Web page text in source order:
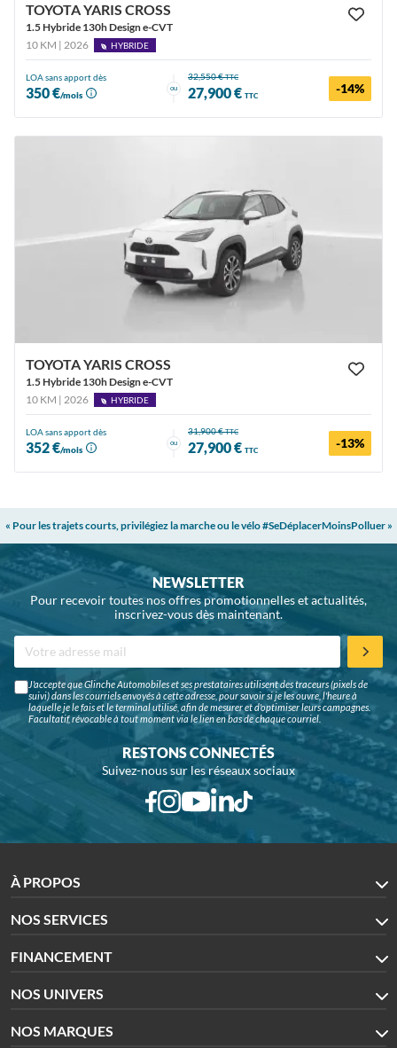
TOYOTA YARIS CROSS
1.5 Hybride 130h Design e-CVT
10 KM | 2026
HYBRIDE
LOA sans apport dès
350 €/mois
ou
32,550 €TTC
27,900 € TTC -14%
TOYOTA YARIS CROSS
1.5 Hybride 130h Design e-CVT
10 KM | 2026
HYBRIDE
LOA sans apport dès
352 €/mois
ou
31,900 €TTC
27,900 € TTC -13%
« Pour les trajets courts, privilégiez la marche ou le vélo #SeDéplacerMoinsPolluer »
NEWSLETTER
Pour recevoir toutes nos offres promotionnelles et actualités,
inscrivez-vous dès maintenant.
J'accepte que Glinche Automobiles et ses prestataires utilisent des traceurs (pixels de
suivi) dans les courriels envoyés à cette adresse, pour savoir si je les ouvre, l'heure à
laquelle je le fais et le terminal utilisé, afin de mesurer et d'optimiser leurs campagnes.
Facultatif, révocable à tout moment via le lien en bas de chaque courriel.
RESTONS CONNECTÉS
Suivez-nous sur les réseaux sociaux
À PROPOS
NOS SERVICES
FINANCEMENT
NOS UNIVERS
NOS MARQUES